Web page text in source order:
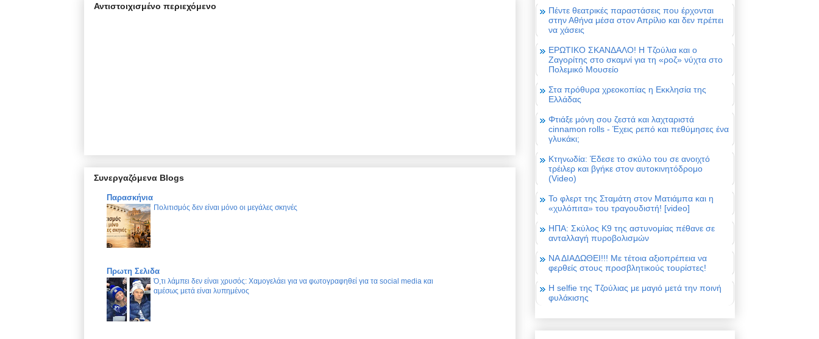
Αντιστοιχισμένο περιεχόμενο
Συνεργαζόμενα Blogs
Παρασκήνια
Πολιτισμός δεν είναι μόνο οι μεγάλες σκηνές
Πρωτη Σελιδα
Ό,τι λάμπει δεν είναι χρυσός: Χαμογελάει για να φωτογραφηθεί για τα social media και
αμέσως μετά είναι λυπημένος
Πέντε θεατρικές παραστάσεις που έρχονται
στην Αθήνα μέσα στον Απρίλιο και δεν πρέπει
να χάσεις
ΕΡΩΤΙΚΟ ΣΚΑΝΔΑΛΟ! Η Τζούλια και ο
Ζαγορίτης στο σκαμνί για τη «ροζ» νύχτα στο
Πολεμικό Μουσείο
Στα πρόθυρα χρεοκοπίας η Εκκλησία της
Ελλάδας
Φτιάξε μόνη σου ζεστά και λαχταριστά
cinnamon rolls - Έχεις ρεπό και πεθύμησες ένα
γλυκάκι;
Κτηνωδία: Έδεσε το σκύλο του σε ανοιχτό
τρέιλερ και βγήκε στον αυτοκινητόδρομο
(Video)
Το φλερτ της Σταμάτη στον Ματιάμπα και η
«χυλόπιτα» του τραγουδιστή! [video]
ΗΠΑ: Σκύλος Κ9 της αστυνομίας πέθανε σε
ανταλλαγή πυροβολισμών
ΝΑ ΔΙΑΔΩΘΕΙ!!! Με τέτοια αξιοπρέπεια να
φερθείς στους προσβλητικούς τουρίστες!
Η selfie της Τζούλιας με μαγιό μετά την ποινή
φυλάκισης